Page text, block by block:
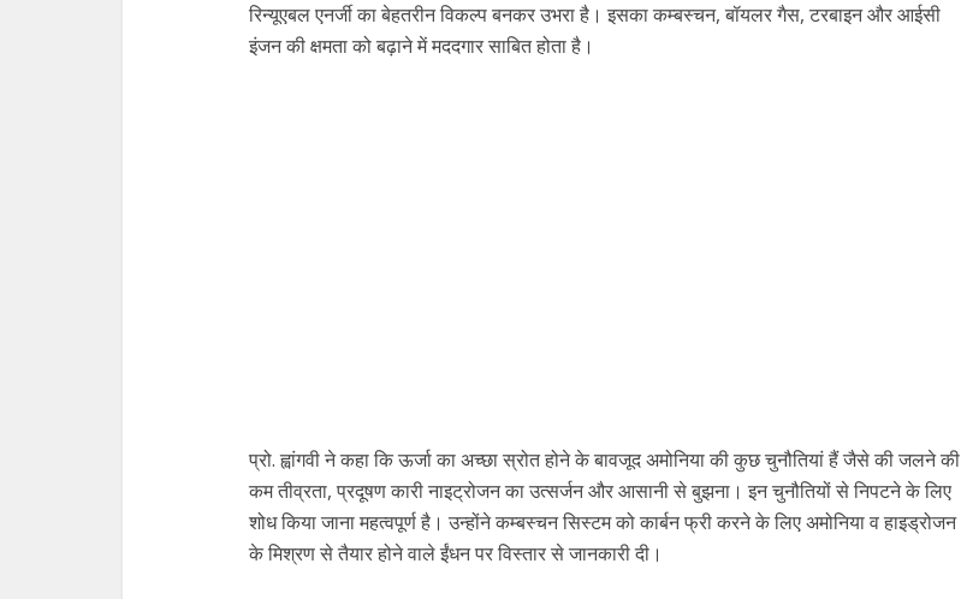
रिन्यूएबल एनर्जी का बेहतरीन विकल्प बनकर उभरा है। इसका कम्बस्चन, बॉयलर गैस, टरबाइन और आईसी
इंजन की क्षमता को बढ़ाने में मददगार साबित होता है।
प्रो. ह्वांगवी ने कहा कि ऊर्जा का अच्छा स्रोत होने के बावजूद अमोनिया की कुछ चुनौतियां हैं जैसे की जलने की
कम तीव्रता, प्रदूषण कारी नाइट्रोजन का उत्सर्जन और आसानी से बुझना। इन चुनौतियों से निपटने के लिए
शोध किया जाना महत्वपूर्ण है। उन्होंने कम्बस्चन सिस्टम को कार्बन फ्री करने के लिए अमोनिया व हाइड्रोजन
के मिश्रण से तैयार होने वाले ईंधन पर विस्तार से जानकारी दी।